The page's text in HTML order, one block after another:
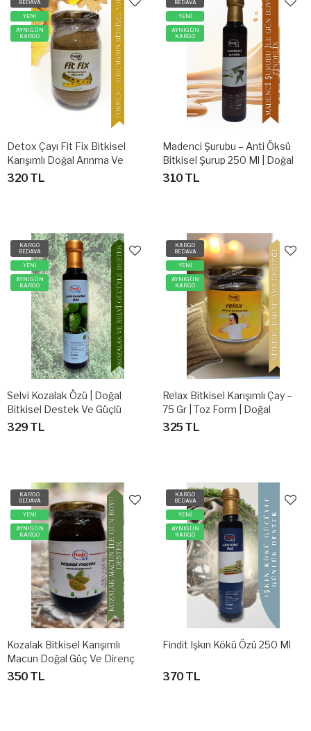
BEDAVA
YENİ
AYNIGÜN
KARGO
Detox Çayı Fit Fix Bitkisel
Karışımlı Doğal Arınma Ve
Form Desteği
320 TL
BEDAVA
YENİ
AYNIGÜN
KARGO
Madenci Şurubu – Anti Öksü
Bitkisel Şurup 250 Ml | Doğal
Bitkisel Destek
310 TL
KARGO
BEDAVA
YENİ
AYNIGÜN
KARGO
Selvi Kozalak Özü | Doğal
Bitkisel Destek Ve Güçlü
Antioksidan Kaynağı
329 TL
KARGO
BEDAVA
YENİ
AYNIGÜN
KARGO
Relax Bitkisel Karışımlı Çay –
75 Gr | Toz Form | Doğal
Rahatlatıcı Bitki Karışımı
325 TL
KARGO
BEDAVA
YENİ
AYNIGÜN
KARGO
Kozalak Bitkisel Karışımlı
Macun Doğal Güç Ve Direnç
Desteği
350 TL
KARGO
BEDAVA
YENİ
AYNIGÜN
KARGO
Findit Işkın Kökü Özü 250 Ml
370 TL